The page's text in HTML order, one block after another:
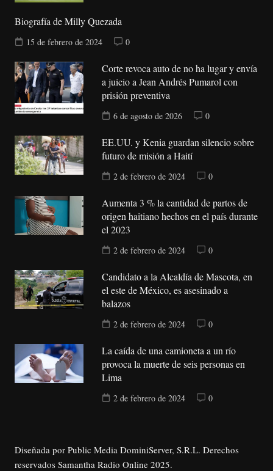
Biografía de Milly Quezada
15 de febrero de 2024 0
Corte revoca auto de no ha lugar y envía
a juicio a Jean Andrés Pumarol con
prisión preventiva
6 de agosto de 2026 0
EE.UU. y Kenia guardan silencio sobre
futuro de misión a Haití
2 de febrero de 2024 0
Aumenta 3 % la cantidad de partos de
origen haitiano hechos en el país durante
el 2023
2 de febrero de 2024 0
Candidato a la Alcaldía de Mascota, en
el este de México, es asesinado a
balazos
2 de febrero de 2024 0
La caída de una camioneta a un río
provoca la muerte de seis personas en
Lima
2 de febrero de 2024 0
Diseñada por Public Media DominiServer, S.R.L. Derechos
reservados Samantha Radio Online 2025.